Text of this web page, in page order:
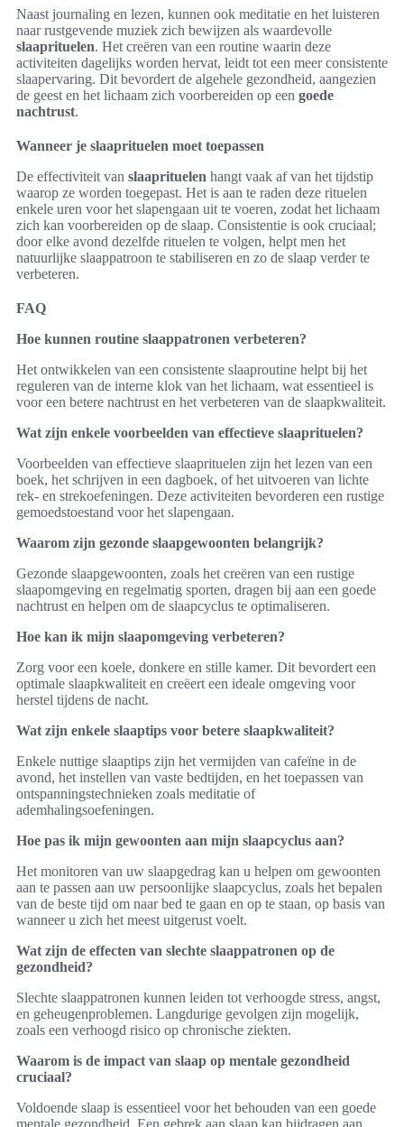
Naast journaling en lezen, kunnen ook meditatie en het luisteren
naar rustgevende muziek zich bewijzen als waardevolle
slaaprituelen. Het creëren van een routine waarin deze
activiteiten dagelijks worden hervat, leidt tot een meer consistente
slaapervaring. Dit bevordert de algehele gezondheid, aangezien
de geest en het lichaam zich voorbereiden op een goede
nachtrust.
Wanneer je slaaprituelen moet toepassen
De effectiviteit van slaaprituelen hangt vaak af van het tijdstip
waarop ze worden toegepast. Het is aan te raden deze rituelen
enkele uren voor het slapengaan uit te voeren, zodat het lichaam
zich kan voorbereiden op de slaap. Consistentie is ook cruciaal;
door elke avond dezelfde rituelen te volgen, helpt men het
natuurlijke slaappatroon te stabiliseren en zo de slaap verder te
verbeteren.
FAQ
Hoe kunnen routine slaappatronen verbeteren?
Het ontwikkelen van een consistente slaaproutine helpt bij het
reguleren van de interne klok van het lichaam, wat essentieel is
voor een betere nachtrust en het verbeteren van de slaapkwaliteit.
Wat zijn enkele voorbeelden van effectieve slaaprituelen?
Voorbeelden van effectieve slaaprituelen zijn het lezen van een
boek, het schrijven in een dagboek, of het uitvoeren van lichte
rek- en strekoefeningen. Deze activiteiten bevorderen een rustige
gemoedstoestand voor het slapengaan.
Waarom zijn gezonde slaapgewoonten belangrijk?
Gezonde slaapgewoonten, zoals het creëren van een rustige
slaapomgeving en regelmatig sporten, dragen bij aan een goede
nachtrust en helpen om de slaapcyclus te optimaliseren.
Hoe kan ik mijn slaapomgeving verbeteren?
Zorg voor een koele, donkere en stille kamer. Dit bevordert een
optimale slaapkwaliteit en creëert een ideale omgeving voor
herstel tijdens de nacht.
Wat zijn enkele slaaptips voor betere slaapkwaliteit?
Enkele nuttige slaaptips zijn het vermijden van cafeïne in de
avond, het instellen van vaste bedtijden, en het toepassen van
ontspanningstechnieken zoals meditatie of
ademhalingsoefeningen.
Hoe pas ik mijn gewoonten aan mijn slaapcyclus aan?
Het monitoren van uw slaapgedrag kan u helpen om gewoonten
aan te passen aan uw persoonlijke slaapcyclus, zoals het bepalen
van de beste tijd om naar bed te gaan en op te staan, op basis van
wanneer u zich het meest uitgerust voelt.
Wat zijn de effecten van slechte slaappatronen op de
gezondheid?
Slechte slaappatronen kunnen leiden tot verhoogde stress, angst,
en geheugenproblemen. Langdurige gevolgen zijn mogelijk,
zoals een verhoogd risico op chronische ziekten.
Waarom is de impact van slaap op mentale gezondheid
cruciaal?
Voldoende slaap is essentieel voor het behouden van een goede
mentale gezondheid. Een gebrek aan slaap kan bijdragen aan